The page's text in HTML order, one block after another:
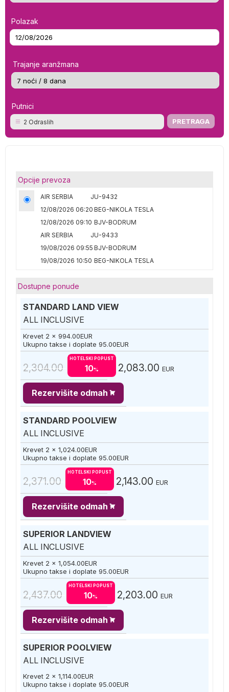
Polazak
Trajanje aranžmana
Putnici
2 Odraslih
Opcije prevoza
AIR SERBIA
JU-9432
12/08/2026 06:20 BEG-NIKOLA TESLA
12/08/2026 09:10 BJV-BODRUM
AIR SERBIA
JU-9433
19/08/2026 09:55 BJV-BODRUM
19/08/2026 10:50 BEG-NIKOLA TESLA
Dostupne ponude
STANDARD LAND VIEW
ALL INCLUSIVE
Krevet 2 x 994.00EUR
Ukupno takse i doplate 95.00EUR
2,304.00
HOTELSKI POPUST
10% 2,083.00 EUR
Rezervišite odmah
STANDARD POOLVIEW
ALL INCLUSIVE
Krevet 2 x 1,024.00EUR
Ukupno takse i doplate 95.00EUR
2,371.00
HOTELSKI POPUST
10% 2,143.00 EUR
Rezervišite odmah
SUPERIOR LANDVIEW
ALL INCLUSIVE
Krevet 2 x 1,054.00EUR
Ukupno takse i doplate 95.00EUR
2,437.00
HOTELSKI POPUST
10% 2,203.00 EUR
Rezervišite odmah
SUPERIOR POOLVIEW
ALL INCLUSIVE
Krevet 2 x 1,114.00EUR
Ukupno takse i doplate 95.00EUR